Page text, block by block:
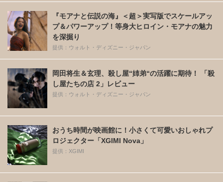
『モアナと伝説の海』＜超＞実写版でスケールアッ
プ＆パワーアップ！等身大ヒロイン・モアナの魅力
を深掘り
提供：ウォルト・ディズニー・ジャパン
岡田将生＆玄理、殺し屋“姉弟“の活躍に期待！ 「殺
し屋たちの店 2」レビュー
提供：ウォルト・ディズニー・ジャパン
おうち時間が映画館に！小さくて可愛いおしゃれプ
ロジェクター「XGIMI Nova」
提供：XGIMI